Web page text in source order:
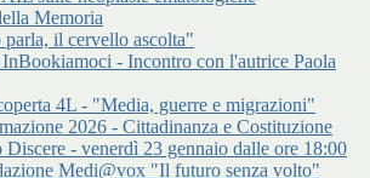
Memoria
il cervello ascolta"
- Incontro con l'autrice Paola
4L - "Media, guerre e migrazioni"
2026 - Cittadinanza e Costituzione
Discere - venerdì 23 gennaio dalle ore 18:00
Medi@vox "Il futuro senza volto"